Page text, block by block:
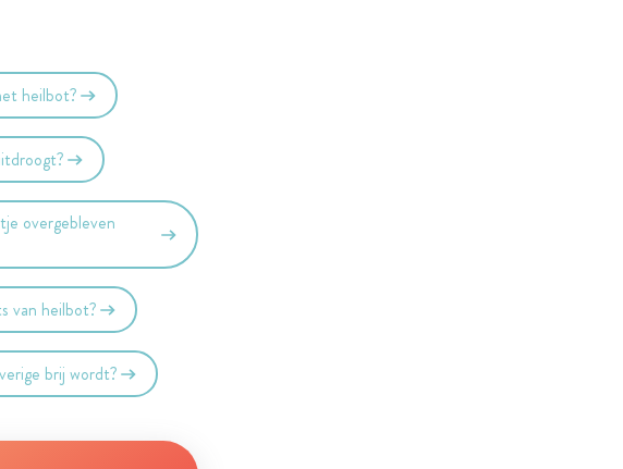
heilbot?
overgebleven
van heilbot?
brij wordt?